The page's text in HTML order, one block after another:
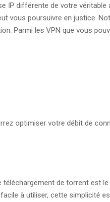
IP différente de votre véritable
vous poursuivre en justice.
Parmi les VPN que vous
optimiser votre débit de
de torrent est
à utiliser, cette simplicité